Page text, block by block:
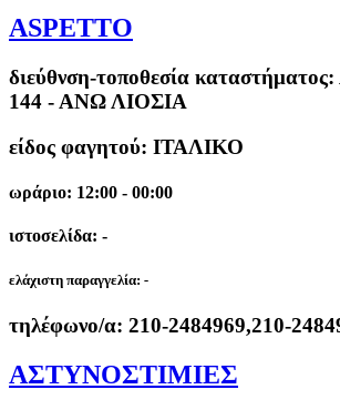
ASPETTO
διεύθνση-τοποθεσία καταστήματος:
144 - ΑΝΩ ΛΙΟΣΙΑ
είδος φαγητού: ΙΤΑΛΙΚΟ
ωράριο: 12:00 - 00:00
ιστοσελίδα: -
ελάχιστη παραγγελία: -
τηλέφωνο/α: 210-2484969,210-
ΑΣΤΥΝΟΣΤΙΜΙΕΣ